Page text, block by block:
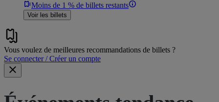
Moins de 1 % de billets restants
Voir les billets
Vous voulez de meilleures recommandations de billets ?
Se connecter / Créer un compte